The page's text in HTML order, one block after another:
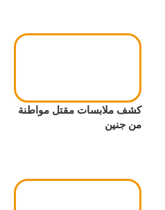
كشف ملابسات مقتل مواطنة
من جنين